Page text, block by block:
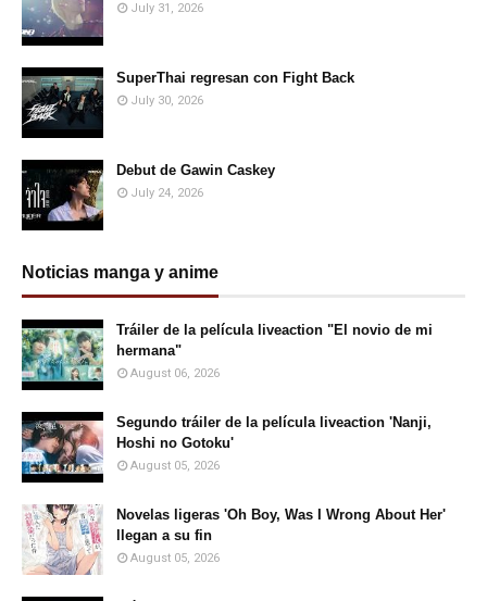
July 31, 2026
SuperThai regresan con Fight Back
July 30, 2026
Debut de Gawin Caskey
July 24, 2026
Noticias manga y anime
Tráiler de la película liveaction "El novio de mi
hermana"
August 06, 2026
Segundo tráiler de la película liveaction 'Nanji,
Hoshi no Gotoku'
August 05, 2026
Novelas ligeras 'Oh Boy, Was I Wrong About Her'
llegan a su fin
August 05, 2026